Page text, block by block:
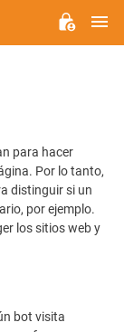
para hacer
Por lo tanto,
distinguir si un
por ejemplo.
los sitios web y
bot visita